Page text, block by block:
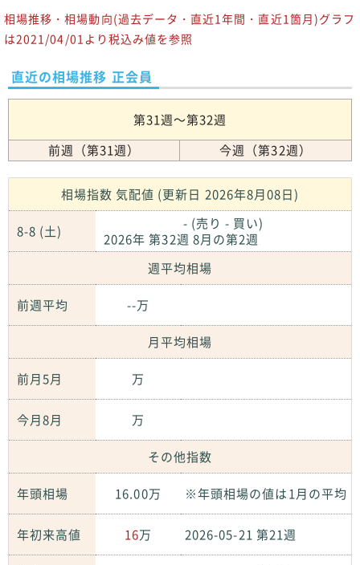
相場推移・相場動向(過去データ・直近1年間・直近1箇月)グラフ
は2021/04/01より税込み値を参照
直近の相場推移 正会員
第31週～第32週
前週（第31週）
今週（第32週）
相場指数 気配値 (更新日 2026年8月08日)
8-8 (土)
- (売り - 買い)
2026年 第32週 8月の第2週
週平均相場
前週平均 --万
月平均相場
前月5月 万
今月8月 万
その他指数
年頭相場 16.00万 ※年頭相場の値は1月の平均
年初来高値 16万 2026-05-21 第21週